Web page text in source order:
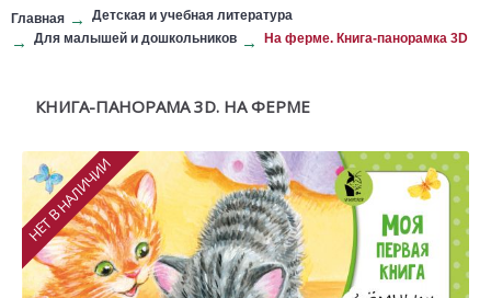
Главная
Детская и учебная литература
Для малышей и дошкольников
На ферме. Книга-панорамка 3D
КНИГА-ПАНОРАМА 3D. НА ФЕРМЕ
НЕТ В НАЛИЧИИ